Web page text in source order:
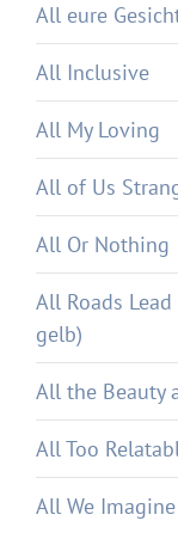
All eure
All Inclusive
All My Loving
All of Us
All Or Nothing
All Roads
gelb)
All the Beauty
All Too
All We